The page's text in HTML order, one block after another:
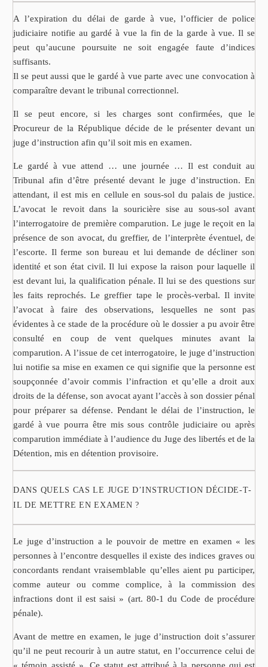
A l’expiration du délai de garde à vue, l’officier de police
judiciaire notifie au gardé à vue la fin de la garde à vue. Il se
peut qu’aucune poursuite ne soit engagée faute d’indices
suffisants.
Il se peut aussi que le gardé à vue parte avec une convocation à
comparaître devant le tribunal correctionnel.
Il se peut encore, si les charges sont confirmées, que le
Procureur de la République décide de le présenter devant un
juge d’instruction afin qu’il soit mis en examen.
Le gardé à vue attend … une journée … Il est conduit au
Tribunal afin d’être présenté devant le juge d’instruction. En
attendant, il est mis en cellule en sous-sol du palais de justice.
L’avocat le revoit dans la souricière sise au sous-sol avant
l’interrogatoire de première comparution. Le juge le reçoit en la
présence de son avocat, du greffier, de l’interprète éventuel, de
l’escorte. Il ferme son bureau et lui demande de décliner son
identité et son état civil. Il lui expose la raison pour laquelle il
est devant lui, la qualification pénale. Il lui se des questions sur
les faits reprochés. Le greffier tape le procès-verbal. Il invite
l’avocat à faire des observations, lesquelles ne sont pas
évidentes à ce stade de la procédure où le dossier a pu avoir être
consulté en coup de vent quelques minutes avant la
comparution. A l’issue de cet interrogatoire, le juge d’instruction
lui notifie sa mise en examen ce qui signifie que la personne est
soupçonnée d’avoir commis l’infraction et qu’elle a droit aux
droits de la défense, son avocat ayant l’accès à son dossier pénal
pour préparer sa défense. Pendant le délai de l’instruction, le
gardé à vue pourra être mis sous contrôle judiciaire ou après
comparution immédiate à l’audience du Juge des libertés et de la
Détention, mis en détention provisoire.
DANS QUELS CAS LE JUGE D’INSTRUCTION DÉCIDE-T-
IL DE METTRE EN EXAMEN ?
Le juge d’instruction a le pouvoir de mettre en examen « les
personnes à l’encontre desquelles il existe des indices graves ou
concordants rendant vraisemblable qu’elles aient pu participer,
comme auteur ou comme complice, à la commission des
infractions dont il est saisi » (art. 80-1 du Code de procédure
pénale).
Avant de mettre en examen, le juge d’instruction doit s’assurer
qu’il ne peut recourir à un autre statut, en l’occurrence celui de
« témoin assisté ». Ce statut est attribué à la personne qui est